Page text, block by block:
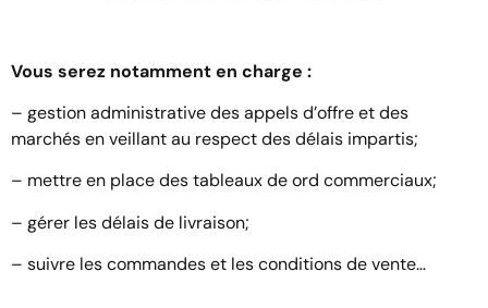
Vous serez notamment en charge :
– gestion administrative des appels d’offre et des
marchés en veillant au respect des délais impartis;
– mettre en place des tableaux de ord commerciaux;
– gérer les délais de livraison;
– suivre les commandes et les conditions de vente…